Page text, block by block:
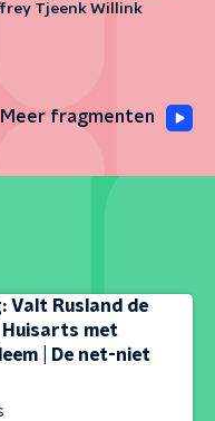
Tjeenk Willink
Meer fragmenten
Valt Rusland de
Huisarts met
| De net-niet